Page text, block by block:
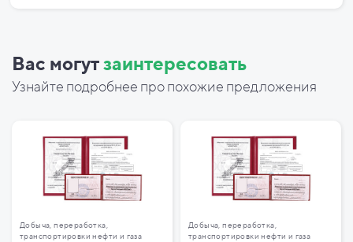
Вас могутзаинтересовать
Узнайте подробнее про похожие предложения
Добыча, переработка,
транспортировки нефти и газа
Добыча, переработка,
транспортировки нефти и газа